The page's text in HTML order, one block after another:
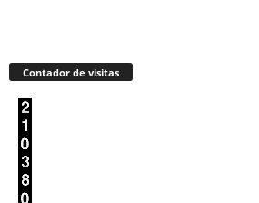
Contador de visitas